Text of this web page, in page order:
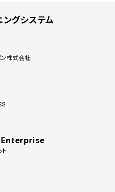
ングシステム
ン株式会社